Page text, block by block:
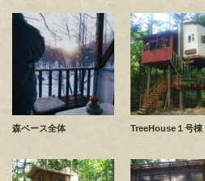
森ベース全体 TreeHouse１号棟